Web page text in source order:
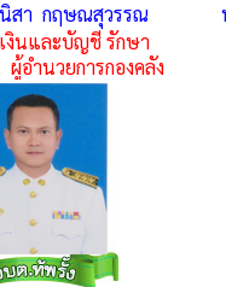
สา กฤษณสุวรรณ
งินและบัญชี รักษา
ผู้อำนวยการกองคลัง